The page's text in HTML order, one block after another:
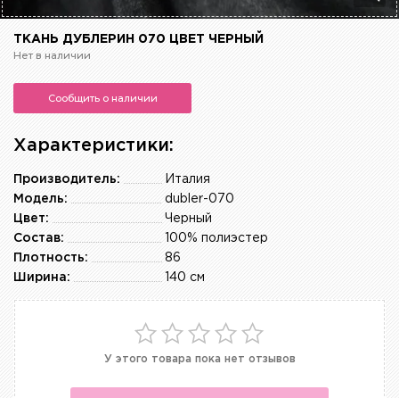
ТКАНЬ ДУБЛЕРИН 070 ЦВЕТ ЧЕРНЫЙ
Нет в наличии
Сообщить о наличии
Характеристики:
Италия
Производитель:
dubler-070
Модель:
Черный
Цвет:
100% полиэстер
Состав:
86
Плотность:
140 см
Ширина:
У этого товара пока нет отзывов